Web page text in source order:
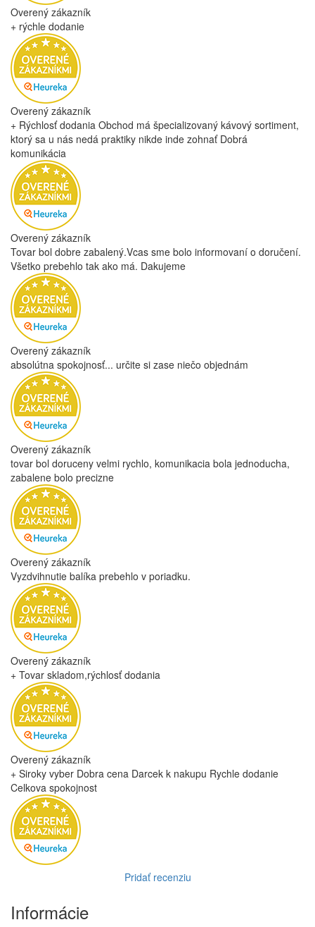
Overený zákazník
+ rýchle dodanie
Overený zákazník
+ Rýchlosť dodania Obchod má špecializovaný kávový sortiment,
ktorý sa u nás nedá praktiky nikde inde zohnať Dobrá
komunikácia
Overený zákazník
Tovar bol dobre zabalený.Vcas sme bolo informovaní o doručení.
Všetko prebehlo tak ako má. Dakujeme
Overený zákazník
absolútna spokojnosť... určite si zase niečo objednám
Overený zákazník
tovar bol doruceny velmi rychlo, komunikacia bola jednoducha,
zabalene bolo precizne
Overený zákazník
Vyzdvihnutie balíka prebehlo v poriadku.
Overený zákazník
+ Tovar skladom,rýchlosť dodania
Overený zákazník
+ Siroky vyber Dobra cena Darcek k nakupu Rychle dodanie
Celkova spokojnost
Pridať recenziu
Informácie